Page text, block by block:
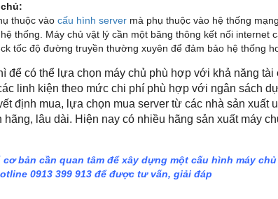
thuộc vào cấu hình server mà phụ thuộc vào hệ thống
thống. Máy chủ vật lý cần một băng thông kết nối internet
tốc độ đường truyền thường xuyên để đảm bảo hệ thống
để có thể lựa chọn máy chủ phù hợp với khả năng
linh kiện theo mức chi phí phù hợp với ngân sách
định mua, lựa chọn mua server từ các nhà sản xuất
lâu dài. Hiện nay có nhiều hãng sản xuất máy
bản cần quan tâm để xây dựng một cấu hình máy
0913 399 913 để được tư vấn, giải đáp